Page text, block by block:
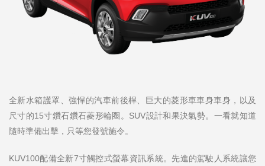
全新水箱護罩、強悍的汽車前後桿、巨大的菱形車車身車身，以及
尺寸的15寸鑽石鑽石菱形輪圈。SUV設計和果決氣勢。一看就知道
隨時準備出擊，只等您發號施令。
KUV100配備全新7寸觸控式螢幕資訊系統。先進的駕駛人系統讓您